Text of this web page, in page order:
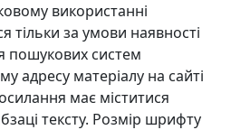
використанні
тільки за умови наявності
пошукових систем
адресу матеріалу на сайті
має міститися
тексту. Розмір шрифту